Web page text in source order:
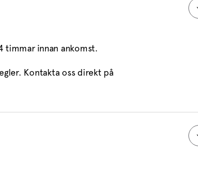
timmar innan ankomst.
Kontakta oss direkt på